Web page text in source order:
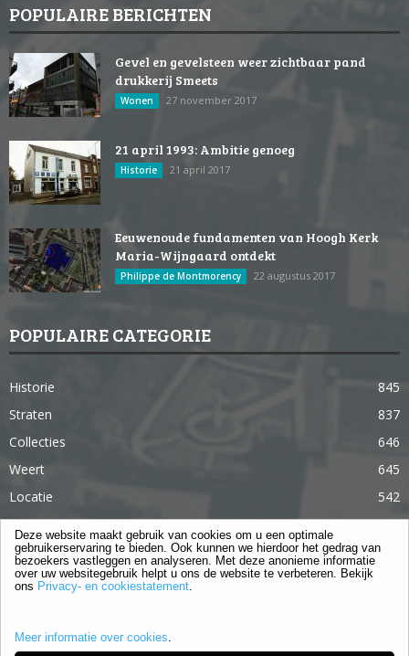
POPULAIRE BERICHTEN
Gevel en gevelsteen weer zichtbaar pand
drukkerij Smeets
Wonen 27 november 2017
21 april 1993: Ambitie genoeg
Historie 21 april 2017
Eeuwenoude fundamenten van Hoogh Kerk
Maria-Wijngaard ontdekt
Philippe de Montmorency 22 augustus 2017
POPULAIRE CATEGORIE
Historie
845
Straten
837
Collecties
646
Weert
645
Locatie
542
Weert in 365 dagen
363
Gebouwen
285
Lifestyle
Deze website maakt gebruik van cookies om u een optimale
gebruikerservaring te bieden. Ook kunnen we hierdoor het gedrag van
bezoekers vastleggen en analyseren. Met deze anonieme informatie
over uw websitegebruik helpt u ons de website te verbeteren. Bekijk
ons Privacy- en cookiestatement.
Meer informatie over cookies.